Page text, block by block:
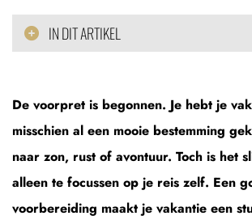
IN DIT ARTIKEL
De voorpret is begonnen. Je hebt je
misschien al een mooie bestemming
naar zon, rust of avontuur. Toch is het
alleen te focussen op je reis zelf. Een
voorbereiding maakt je vakantie een